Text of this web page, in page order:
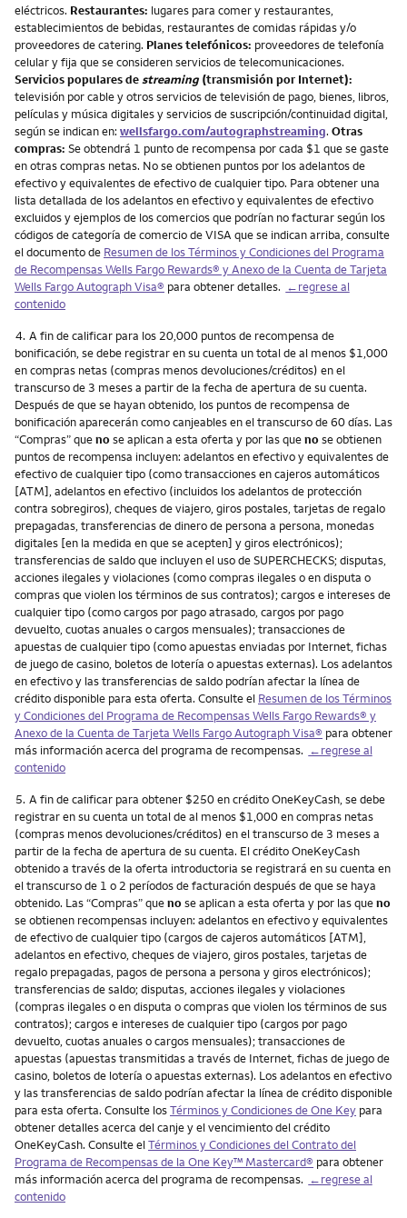
eléctricos. Restaurantes: lugares para comer y restaurantes,
establecimientos de bebidas, restaurantes de comidas rápidas y/o
proveedores de catering. Planes telefónicos: proveedores de telefonía
celular y fija que se consideren servicios de telecomunicaciones.
Servicios populares de streaming (transmisión por Internet):
televisión por cable y otros servicios de televisión de pago, bienes, libros,
películas y música digitales y servicios de suscripción/continuidad digital,
según se indican en: wellsfargo.com/autographstreaming. Otras
compras: Se obtendrá 1 punto de recompensa por cada $1 que se gaste
en otras compras netas. No se obtienen puntos por los adelantos de
efectivo y equivalentes de efectivo de cualquier tipo. Para obtener una
lista detallada de los adelantos en efectivo y equivalentes de efectivo
excluidos y ejemplos de los comercios que podrían no facturar según los
códigos de categoría de comercio de VISA que se indican arriba, consulte
el documento de Resumen de los Términos y Condiciones del Programa
de Recompensas Wells Fargo Rewards® y Anexo de la Cuenta de Tarjeta
Wells Fargo Autograph Visa® para obtener detalles. ←regrese al
contenido
Nota
4. A fin de calificar para los 20,000 puntos de recompensa de
bonificación, se debe registrar en su cuenta un total de al menos $1,000
en compras netas (compras menos devoluciones/créditos) en el
transcurso de 3 meses a partir de la fecha de apertura de su cuenta.
Después de que se hayan obtenido, los puntos de recompensa de
bonificación aparecerán como canjeables en el transcurso de 60 días. Las
“Compras” quenose aplican a esta oferta y por las quenose obtienen
puntos de recompensa incluyen: adelantos en efectivo y equivalentes de
efectivo de cualquier tipo (como transacciones en cajeros automáticos
[ATM], adelantos en efectivo (incluidos los adelantos de protección
contra sobregiros), cheques de viajero, giros postales, tarjetas de regalo
prepagadas, transferencias de dinero de persona a persona, monedas
digitales [en la medida en que se acepten] y giros electrónicos);
transferencias de saldo que incluyen el uso de SUPERCHECKS; disputas,
acciones ilegales y violaciones (como compras ilegales o en disputa o
compras que violen los términos de sus contratos); cargos e intereses de
cualquier tipo (como cargos por pago atrasado, cargos por pago
devuelto, cuotas anuales o cargos mensuales); transacciones de
apuestas de cualquier tipo (como apuestas enviadas por Internet, fichas
de juego de casino, boletos de lotería o apuestas externas). Los adelantos
en efectivo y las transferencias de saldo podrían afectar la línea de
crédito disponible para esta oferta. Consulte el Resumen de los Términos
y Condiciones del Programa de Recompensas Wells Fargo Rewards® y
Anexo de la Cuenta de Tarjeta Wells Fargo Autograph Visa® para obtener
más información acerca del programa de recompensas. ←regrese al
contenido
Nota
5. A fin de calificar para obtener $250 en crédito OneKeyCash, se debe
registrar en su cuenta un total de al menos $1,000 en compras netas
(compras menos devoluciones/créditos) en el transcurso de 3 meses a
partir de la fecha de apertura de su cuenta. El crédito OneKeyCash
obtenido a través de la oferta introductoria se registrará en su cuenta en
el transcurso de 1 o 2 períodos de facturación después de que se haya
obtenido. Las “Compras” quenose aplican a esta oferta y por las queno
se obtienen recompensas incluyen: adelantos en efectivo y equivalentes
de efectivo de cualquier tipo (cargos de cajeros automáticos [ATM],
adelantos en efectivo, cheques de viajero, giros postales, tarjetas de
regalo prepagadas, pagos de persona a persona y giros electrónicos);
transferencias de saldo; disputas, acciones ilegales y violaciones
(compras ilegales o en disputa o compras que violen los términos de sus
contratos); cargos e intereses de cualquier tipo (cargos por pago
devuelto, cuotas anuales o cargos mensuales); transacciones de
apuestas (apuestas transmitidas a través de Internet, fichas de juego de
casino, boletos de lotería o apuestas externas). Los adelantos en efectivo
y las transferencias de saldo podrían afectar la línea de crédito disponible
para esta oferta. Consulte losTérminos y Condiciones de One Key para
obtener detalles acerca del canje y el vencimiento del crédito
OneKeyCash. Consulte elTérminos y Condiciones del Contrato del
Programa de Recompensas de la One Key™ Mastercard® para obtener
más información acerca del programa de recompensas. ←regrese al
contenido